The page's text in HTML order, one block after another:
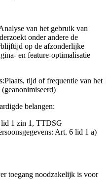
van het gebruik van
onder andere de
op de afzonderlijke
en feature-optimalisatie
Plaats, tijd of frequentie van het
belangen:
lid 1 zin 1, TTDSG
Art. 6 lid 1 a)
toegang noodzakelijk is voor